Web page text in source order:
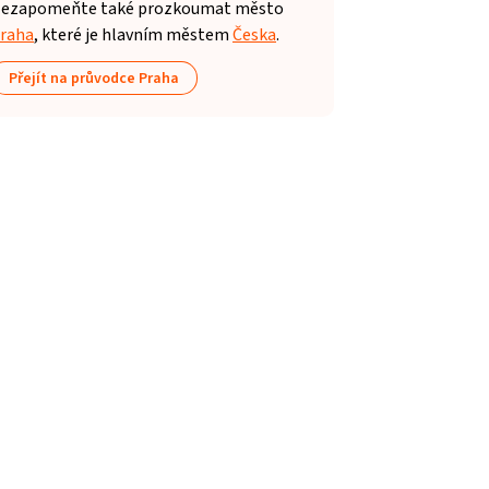
také prozkoumat město
, které je hlavním městemČeska.
Přejít na průvodce Praha